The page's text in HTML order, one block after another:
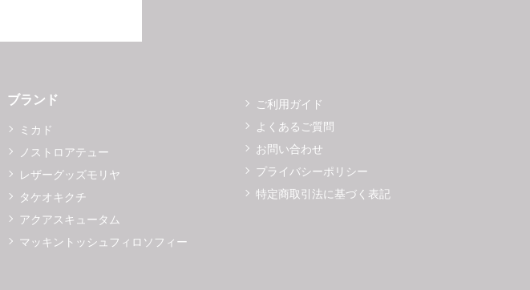
ブランド
ミカド
ノストロアテュー
レザーグッズモリヤ
タケオキクチ
アクアスキュータム
マッキントッシュフィロソフィー
ご利用ガイド
よくあるご質問
お問い合わせ
プライバシーポリシー
特定商取引法に基づく表記